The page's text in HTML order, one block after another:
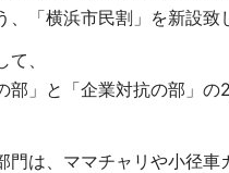
、「横浜市民割」を新設致
、
部」と「企業対抗の部」の
門は、ママチャリや小径車